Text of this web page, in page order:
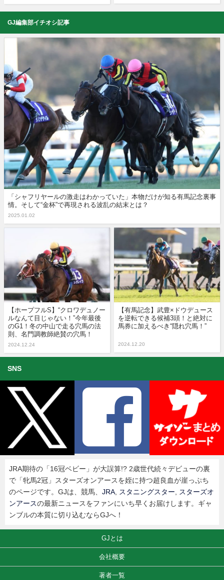
GJ編集部イチオシ記事
「シャフリヤールの激走はわかっていた」本物だけが知る有馬記念裏事
情。そして“金杯”で再現される波乱の結末とは？
2025.01.02
【ホープフルS】“クロワデュノー
ルなんて目じゃない！”今年最後
のG1！冬の中山で走る穴馬の法
則、名門調教師絶賛の穴馬！
2024.12.24
【有馬記念】武豊×ドウデュース
を逆転できる候補3頭！と絶対に
馬券に加えるべき“隠れ穴馬！”
2024.12.20
SNS
JRA期待の「16冠ベビー」が大誤算!? 2歳世代続々デビューの裏
で「牝馬2冠」スターズオンアースを姪に持つ超良血が崖っぷち
のページです。GJは、競馬、 JRA スタニングスター
スターズオ
ンアースの最新ニュースをファンにいち早くお届けします。ギャ
ンブルの本質に切り込むならGJへ！
GJとは
会社概要
著者一覧